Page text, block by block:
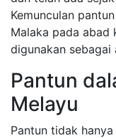
Kemunculan
Malaka pada abad
digunakan
Pantun
Melayu
Pantun tidak